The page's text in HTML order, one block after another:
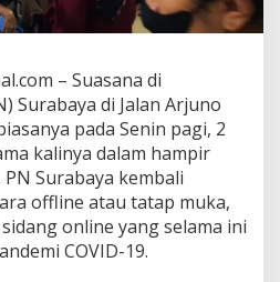
a
l
m
H
a
m
p
E
m
p
– Suasana di
Surabaya di Jalan Arjuno
pada Senin pagi, 2
kalinya dalam hampir
Surabaya kembali
offline atau tatap muka,
online yang selama ini
COVID-19.